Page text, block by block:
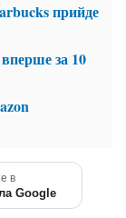
прийде
за 10
в
Google